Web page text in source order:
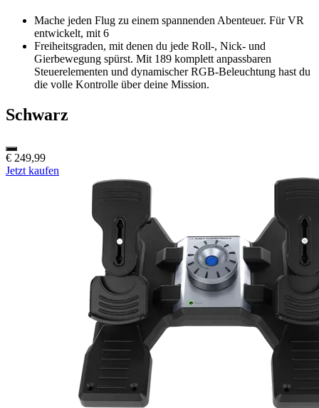
Mache jeden Flug zu einem spannenden Abenteuer. Für VR
entwickelt, mit 6
Freiheitsgraden, mit denen du jede Roll-, Nick- und
Gierbewegung spürst. Mit 189 komplett anpassbaren
Steuerelementen und dynamischer RGB-Beleuchtung hast du
die volle Kontrolle über deine Mission.
Schwarz
€ 249,99
Jetzt kaufen